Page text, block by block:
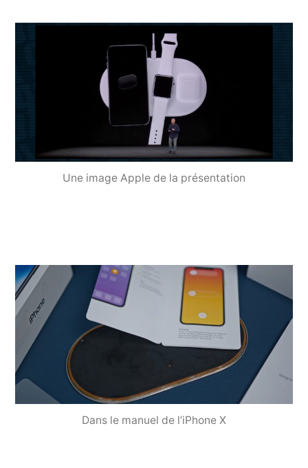
Une image Apple de la présentation
Dans le manuel de l’iPhone X